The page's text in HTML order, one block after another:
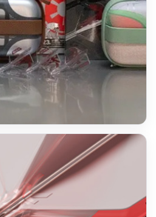
der Special Range.